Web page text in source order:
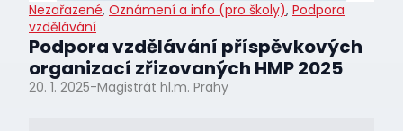
Nezařazené, Oznámení a info (pro školy), Podpora
vzdělávání
Podpora vzdělávání příspěvkových
organizací zřizovaných HMP 2025
20. 1. 2025-Magistrát hl.m. Prahy